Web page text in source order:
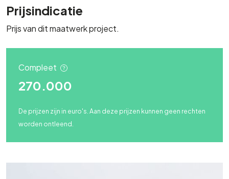
Prijsindicatie
Prijs van dit maatwerk project.
Compleet
270.000
De prijzen zijn in euro's. Aan deze prijzen kunnen geen rechten
worden ontleend.